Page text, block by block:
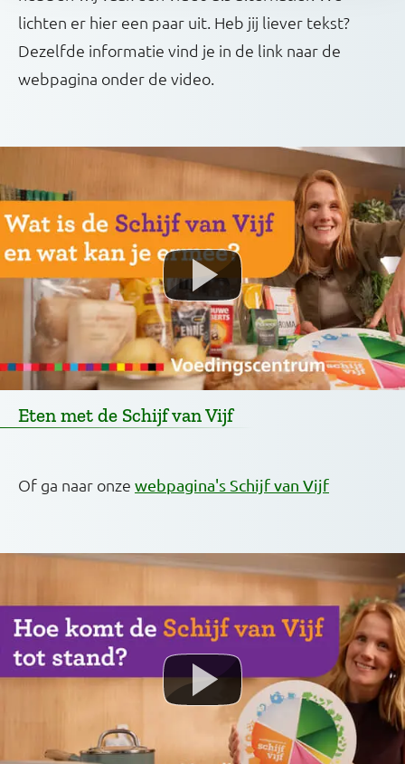
lichten er hier een paar uit. Heb jij liever tekst?
Dezelfde informatie vind je in de link naar de
webpagina onder de video.
Eten met de Schijf van Vijf
Of ga naar onze webpagina's Schijf van Vijf